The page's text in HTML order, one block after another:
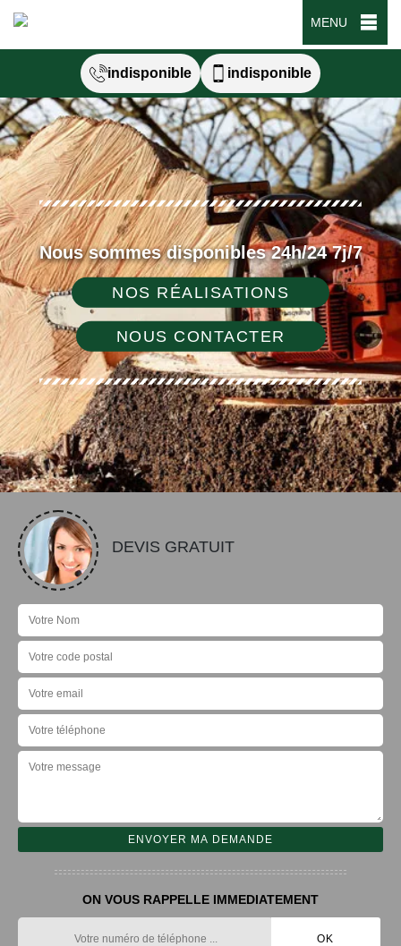
MENU
indisponible indisponible
Nous sommes disponibles 24h/24 7j/7
NOS RÉALISATIONS
NOUS CONTACTER
DEVIS GRATUIT
ON VOUS RAPPELLE IMMEDIATEMENT